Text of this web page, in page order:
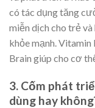
có tác dụng tăng
miễn dịch cho trẻ
khỏe mạnh.
Brain giúp cho cơ
3. Cốm phát
dùng hay